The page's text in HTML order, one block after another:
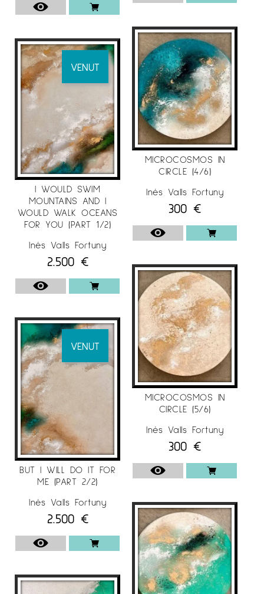
VENUT
I WOULD SWIM
MOUNTAINS AND I
WOULD WALK OCEANS
FOR YOU (PART 1/2)
Inés Valls Fortuny
2.500 €
VENUT
BUT I WILL DO IT FOR
ME (PART 2/2)
Inés Valls Fortuny
2.500 €
MICROCOSMOS IN
CIRCLE (4/6)
Inés Valls Fortuny
300 €
MICROCOSMOS IN
CIRCLE (5/6)
Inés Valls Fortuny
300 €